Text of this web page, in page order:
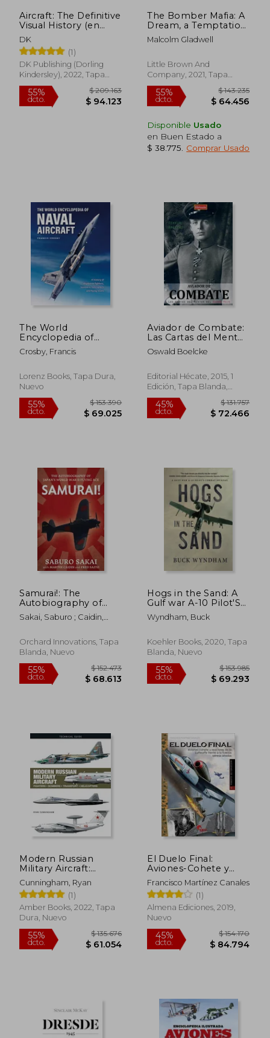
Aircraft: The Definitive
Visual History (en
Inglés)
DK
(1)
DK Publishing (Dorling
Kindersley), 2022, Tapa
Dura, Nuevo
55%
dcto. $ 94.123
The Bomber Mafia: A
Dream, a Temptation,
and the Longest
Night of the Second
Malcolm Gladwell
Little Brown And
Company, 2021, Tapa
Dura, Nuevo
55%
dcto.
Disponible Usado
en Buen Estado a
$ 38.775
Comprar Usado
The World
Encyclopedia of
Naval Aircraft: A
History of Shipborne
Helicopters and
Flying Boats (en
Crosby, Francis
Lorenz Books, Tapa Dura,
Nuevo
55%
dcto.
$ 153.390
$ 69.025
Aviador de Combate:
Las Cartas del Mentor
del Barón Rojo
Oswald Boelcke
Editorial Hécate, 2015, 1
Edición, Tapa Blanda,
Nuevo
45%
dcto. $
Samurai!: The
Autobiography of
Japan's World War II
Flying Ace (en Inglés)
Sakai, Saburo ; Caidin,
Orchard Innovations, Tapa
Blanda, Nuevo
Hogs in the Sand: A
Gulf war A-10 Pilot'S
Combat Journal (en
Inglés)
Wyndham, Buck
Koehler Books, 2020, Tapa
Blanda, Nuevo
Modern Russian
Military Aircraft:
Fighters, Bombers,
Transport,
Helicopters
(Technical Guides) (en
Inglés)
Cunningham, Ryan
(1)
Amber Books, 2022, Tapa
Dura, Nuevo
El Duelo Final:
Aviones-Cohete y
Reactores de la
Luftwaffe Frente a las
Fuerzas Aéreas
Aliadas
Francisco Martínez Canales
(1)
Almena Ediciones, 2019,
Nuevo